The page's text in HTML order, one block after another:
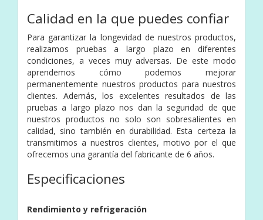
Calidad en la que puedes confiar
Para garantizar la longevidad de nuestros productos,
realizamos pruebas a largo plazo en diferentes
condiciones, a veces muy adversas. De este modo
aprendemos cómo podemos mejorar
permanentemente nuestros productos para nuestros
clientes. Además, los excelentes resultados de las
pruebas a largo plazo nos dan la seguridad de que
nuestros productos no solo son sobresalientes en
calidad, sino también en durabilidad. Esta certeza la
transmitimos a nuestros clientes, motivo por el que
ofrecemos una garantía del fabricante de 6 años.
Especificaciones
Rendimiento y refrigeración